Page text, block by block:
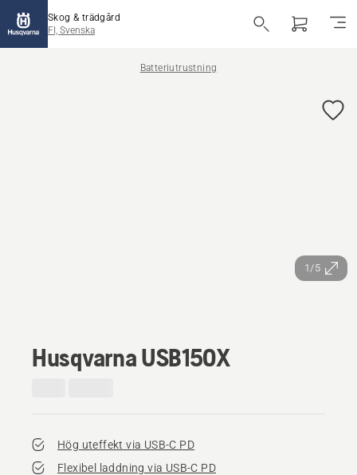
Skog & trädgård
FI, Svenska
Batteriutrustning
1/5
Husqvarna USB150X
Hög uteffekt via USB-C PD
Flexibel laddning via USB-C PD